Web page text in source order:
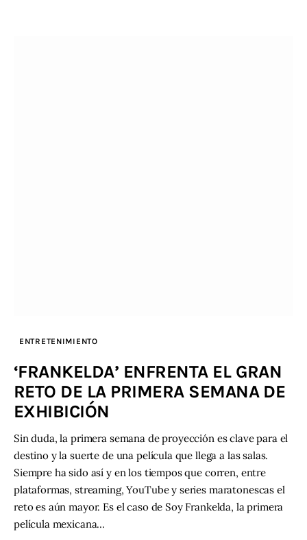
ENTRETENIMIENTO
‘FRANKELDA’ ENFRENTA EL GRAN
RETO DE LA PRIMERA SEMANA DE
EXHIBICIÓN
Sin duda, la primera semana de proyección es clave para el
destino y la suerte de una película que llega a las salas.
Siempre ha sido así y en los tiempos que corren, entre
plataformas, streaming, YouTube y series maratonescas el
reto es aún mayor. Es el caso de Soy Frankelda, la primera
película mexicana…